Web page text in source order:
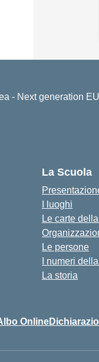
La Scuola
I luoghi
Le carte
Le persone
I numeri
La storia
Online